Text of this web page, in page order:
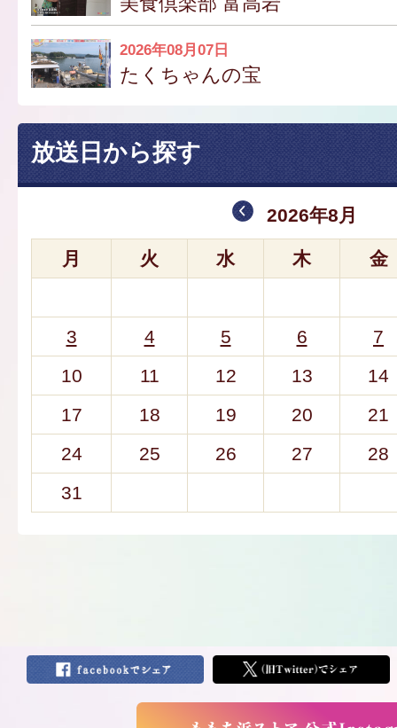
2026年08月07日
たくちゃんの宝
放送日から探す
2026年8月
月 火 水 木 金
3 4 5 6
7
10
11 12 13
14
17
18 19 20
21
24
25 26 27
28
31